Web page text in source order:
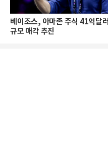
베이조스, 아마존 주식 41억달러
규모 매각 추진